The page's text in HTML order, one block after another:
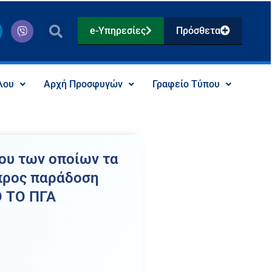
V
i
b
r
e-Υπηρεσίες Πρόσθετα
Αρχή Προσφυγών Γραφείο Τύπου
των οποίων τα
παράδοση
ΤΟ ΠΓΑ